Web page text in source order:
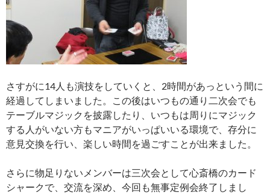
さすがに14人も演技をしていくと、2時間があっという間に
経過してしまいました。この後はいつもの通り二次会でも
テーブルマジックを披露したり、いつもは周りにマジック
する人がいない方もマニアがいっぱいいる環境で、存分に
意見交換を行い、楽しい時間を過ごすことが出来ました。
さらに物足りないメンバーは三次会として心斎橋のカード
シャークで、交流を深め、今回も無事定例会終了しまし